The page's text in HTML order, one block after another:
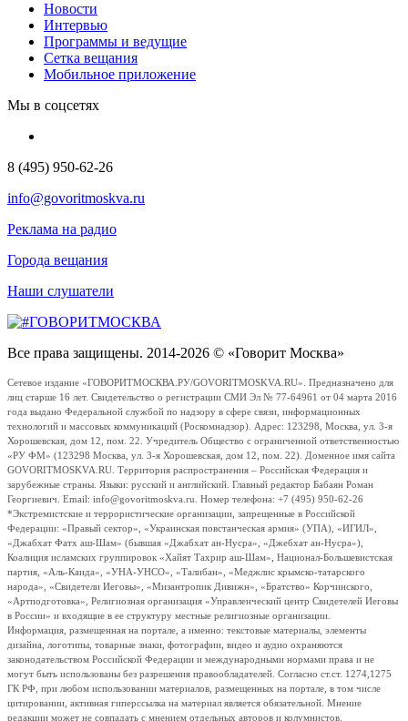
Новости
Интервью
Программы и ведущие
Сетка вещания
Мобильное приложение
Мы в соцсетях
8 (495) 950-62-26
info@govoritmoskva.ru
Реклама на радио
Города вещания
Наши слушатели
Все права защищены. 2014-2026 © «Говорит Москва»
Сетевое издание «ГОВОРИТМОСКВА.РУ/GOVORITMOSKVA.RU». Предназначено для
лиц старше 16 лет. Свидетельство о регистрации СМИ Эл № 77-64961 от 04 марта 2016
года выдано Федеральной службой по надзору в сфере связи, информационных
технологий и массовых коммуникаций (Роскомнадзор). Адрес: 123298, Москва, ул. 3-я
Хорошевская, дом 12, пом. 22. Учредитель Общество с ограниченной ответственностью
«РУ ФМ» (123298 Москва, ул. 3-я Хорошевская, дом 12, пом. 22). Доменное имя сайта
GOVORITMOSKVA.RU. Территория распространения – Российская Федерация и
зарубежные страны. Языки: русский и английский. Главный редактор Бабаян Роман
Георгиевич. Email: info@govoritmoskva.ru. Номер телефона: +7 (495) 950-62-26
*Экстремистские и террористические организации, запрещенные в Российской
Федерации: «Правый сектор», «Украинская повстанческая армия» (УПА), «ИГИЛ»,
«Джабхат Фатх аш-Шам» (бывшая «Джабхат ан-Нусра», «Джебхат ан-Нусра»),
Коалиция исламских группировок «Хайят Тахрир аш-Шам», Национал-Большевистская
партия, «Аль-Каида», «УНА-УНСО», «Талибан», «Меджлис крымско-татарского
народа», «Свидетели Иеговы», «Мизантропик Дивижн», «Братство» Корчинского,
«Артподготовка», Религиозная организация «Управленческий центр Свидетелей Иеговы
в России» и входящие в ее структуру местные религиозные организации.
Информация, размещенная на портале, а именно: текстовые материалы, элементы
дизайна, логотипы, товарные знаки, фотографии, видео и аудио охраняются
законодательством Российской Федерации и международными нормами права и не
могут быть использованы без разрешения правообладателей. Согласно ст.ст. 1274,1275
ГК РФ, при любом использовании материалов, размещенных на портале, в том числе
цитировании, активная гиперссылка на материал является обязательной. Мнение
редакции может не совпадать с мнением отдельных авторов и колумнистов.